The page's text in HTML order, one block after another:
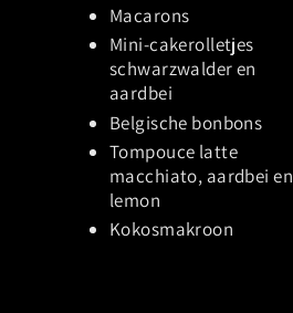
Macarons
Mini-cakerolletjes
schwarzwalder en
aardbei
Belgische bonbons
Tompouce latte
macchiato, aardbei en
lemon
Kokosmakroon